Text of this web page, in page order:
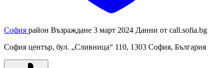
София район Възраждане 3 март 2024 Данни от call.sofia.bg
София център, бул. „Cливница“ 110, 1303 София, България